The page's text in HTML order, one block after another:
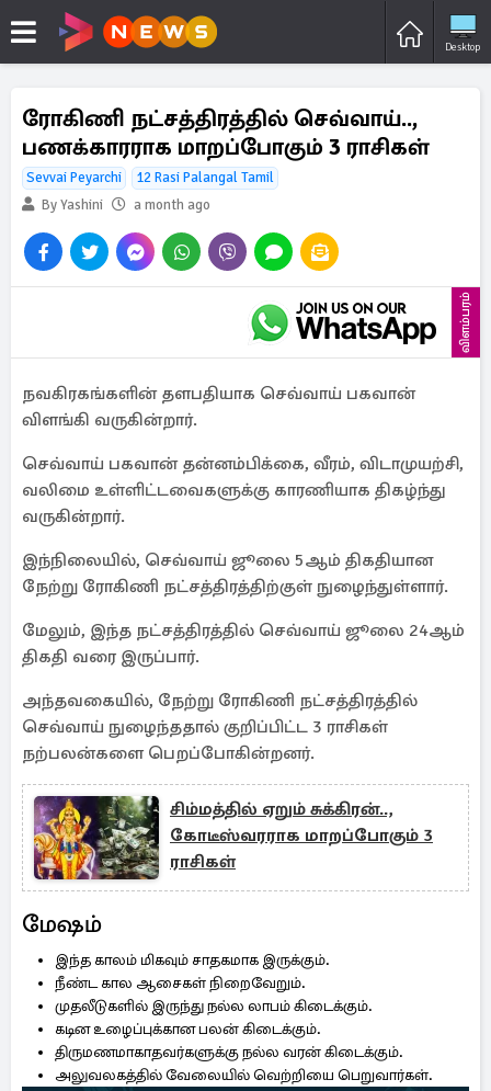
Desktop
ரோகிணி நட்சத்திரத்தில் செவ்வாய்..,
பணக்காரராக மாறப்போகும் 3 ராசிகள்
Sevvai Peyarchi
12 Rasi Palangal Tamil
By Yashini
a month ago
விளம்பரம்
நவகிரகங்களின் தளபதியாக செவ்வாய் பகவான்
விளங்கி வருகின்றார்.
செவ்வாய் பகவான் தன்னம்பிக்கை, வீரம், விடாமுயற்சி,
வலிமை உள்ளிட்டவைகளுக்கு காரணியாக திகழ்ந்து
வருகின்றார்.
இந்நிலையில், செவ்வாய் ஜூலை 5ஆம் திகதியான
நேற்று ரோகிணி நட்சத்திரத்திற்குள் நுழைந்துள்ளார்.
மேலும், இந்த நட்சத்திரத்தில் செவ்வாய் ஜூலை 24ஆம்
திகதி வரை இருப்பார்.
அந்தவகையில், நேற்று ரோகிணி நட்சத்திரத்தில்
செவ்வாய் நுழைந்ததால் குறிப்பிட்ட 3 ராசிகள்
நற்பலன்களை பெறப்போகின்றனர்.
சிம்மத்தில் ஏறும் சுக்கிரன்..,
கோடீஸ்வரராக மாறப்போகும் 3
ராசிகள்
மேஷம்
இந்த காலம் மிகவும் சாதகமாக இருக்கும்.
நீண்ட கால ஆசைகள் நிறைவேறும்.
முதலீடுகளில் இருந்து நல்ல லாபம் கிடைக்கும்.
கடின உழைப்புக்கான பலன் கிடைக்கும்.
திருமணமாகாதவர்களுக்கு நல்ல வரன் கிடைக்கும்.
அலுவலகத்தில் வேலையில் வெற்றியை பெறுவார்கள்.